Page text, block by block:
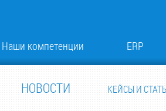
Наши компетенции ERP
НОВОСТИ КЕЙСЫ И